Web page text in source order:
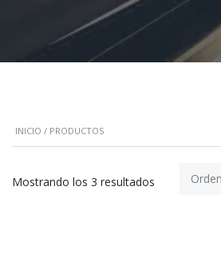
INICIO / PRODUCTOS
Mostrando los 3 resultados Ordenado